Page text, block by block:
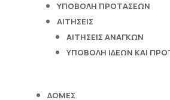
ΥΠΟΒΟΛΗ ΠΡΟΤΑΣΕΩΝ
ΑΙΤΗΣΕΙΣ
ΑΙΤΗΣΕΙΣ ΑΝΑΓΚΩΝ
ΥΠΟΒΟΛΗ ΙΔΕΩΝ ΚΑΙ
ΔΟΜΕΣ